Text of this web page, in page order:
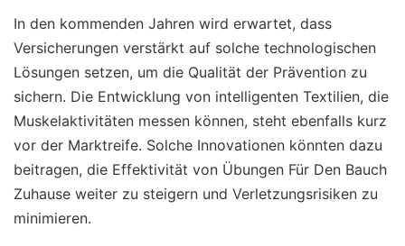
In den kommenden Jahren wird erwartet, dass
Versicherungen verstärkt auf solche technologischen
Lösungen setzen, um die Qualität der Prävention zu
sichern. Die Entwicklung von intelligenten Textilien, die
Muskelaktivitäten messen können, steht ebenfalls kurz
vor der Marktreife. Solche Innovationen könnten dazu
beitragen, die Effektivität von Übungen Für Den Bauch
Zuhause weiter zu steigern und Verletzungsrisiken zu
minimieren.